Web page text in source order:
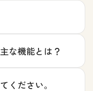
な機能とは？
ください。